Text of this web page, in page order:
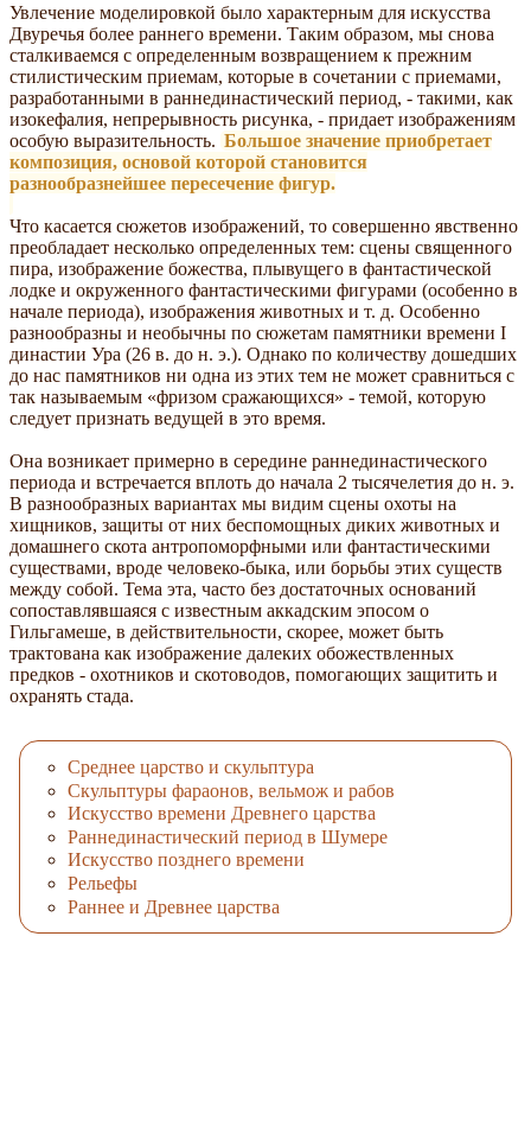
Увлечение моделировкой было характерным для искусства
Двуречья более раннего времени. Таким образом, мы снова
сталкиваемся с определенным возвращением к прежним
стилистическим приемам, которые в сочетании с приемами,
разработанными в раннединастический период, - такими, как
изокефалия, непрерывность рисунка, - придает изображениям
особую выразительность. Большое значение приобретает
композиция, основой которой становится
разнообразнейшее пересечение фигур.
Что касается сюжетов изображений, то совершенно явственно
преобладает несколько определенных тем: сцены священного
пира, изображение божества, плывущего в фантастической
лодке и окруженного фантастическими фигурами (особенно в
начале периода), изображения животных и т. д. Особенно
разнообразны и необычны по сюжетам памятники времени I
династии Ура (26 в. до н. э.). Однако по количеству дошедших
до нас памятников ни одна из этих тем не может сравниться с
так называемым «фризом сражающихся» - темой, которую
следует признать ведущей в это время.
Она возникает примерно в середине раннединастического
периода и встречается вплоть до начала 2 тысячелетия до н. э.
В разнообразных вариантах мы видим сцены охоты на
хищников, защиты от них беспомощных диких животных и
домашнего скота антропоморфными или фантастическими
существами, вроде человеко-быка, или борьбы этих существ
между собой. Тема эта, часто без достаточных оснований
сопоставлявшаяся с известным аккадским эпосом о
Гильгамеше, в действительности, скорее, может быть
трактована как изображение далеких обожествленных
предков - охотников и скотоводов, помогающих защитить и
охранять стада.
Среднее царство и скульптура
Скульптуры фараонов, вельмож и рабов
Искусство времени Древнего царства
Раннединастический период в Шумере
Искусство позднего времени
Рельефы
Раннее и Древнее царства